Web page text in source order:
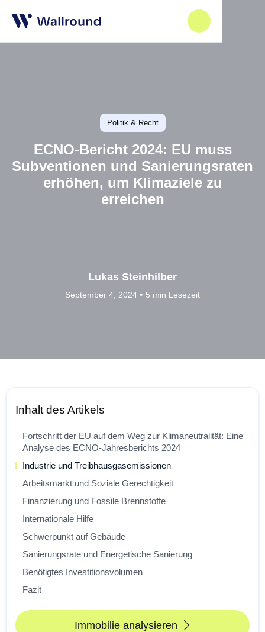
Politik & Recht
ECNO-Bericht 2024: EU muss
Subventionen und Sanierungsraten
erhöhen, um Klimaziele zu
erreichen
Lukas Steinhilber
September 4, 2024 • 5 min Lesezeit
Inhalt des Artikels
Fortschritt der EU auf dem Weg zur Klimaneutralität: Eine
Analyse des ECNO-Jahresberichts 2024
Industrie und Treibhausgasemissionen
Arbeitsmarkt und Soziale Gerechtigkeit
Finanzierung und Fossile Brennstoffe
Internationale Hilfe
Schwerpunkt auf Gebäude
Sanierungsrate und Energetische Sanierung
Benötigtes Investitionsvolumen
Fazit
Immobilie analysieren